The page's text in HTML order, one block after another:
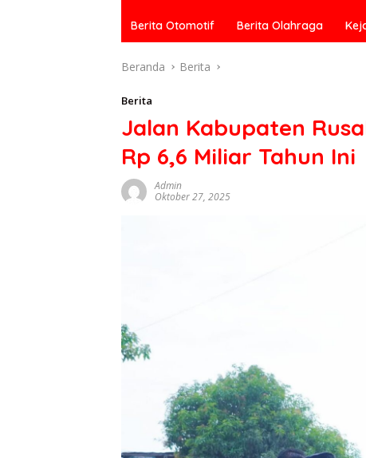
berbagai
indonesia
dari
politik,
mapun
budaya
serta
Berita Otomotif Berita Olahraga
Beranda Berita
Berita
Jalan Kabupaten
Rp 6,6 Miliar Tahun Ini
Admin
Oktober 27, 2025